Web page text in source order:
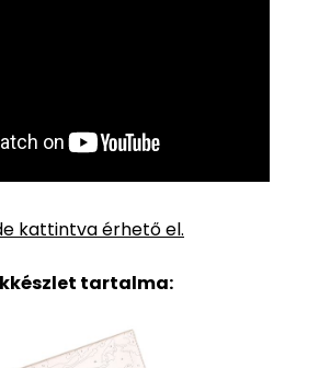
kattintva érhető el.
tartalma: